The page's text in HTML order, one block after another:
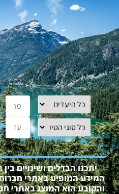
יתכנו הבדלים ושינויים
המידע המופיע באתרי
והקובעהוא המוצג באתרי